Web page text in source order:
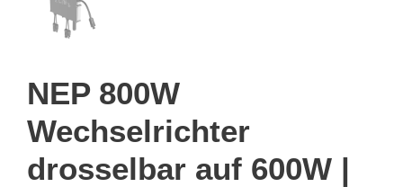
NEP 800W
Wechselrichter
drosselbar auf 600W |